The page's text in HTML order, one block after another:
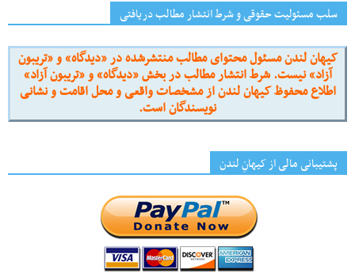
سلب مسئولیت حقوقی و شرط انتشار مطالب دریافتی
کیهان لندن مسئول محتوای مطالب منتشرشده در «دیدگاه» و «تریبون
آزاد» نیست. شرط انتشار مطالب در بخش «دیدگاه» و «تریبون آزاد»
اطلاع محفوظ کیهان لندن از مشخصات واقعی و محل اقامت و نشانی
نویسندگان است.
پشتیبانی مالی از کیهانِ لندن